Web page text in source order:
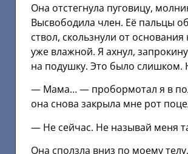
Она отстегнула пуговицу,
Высвободила член. Её пальцы
ствол, скользнули от основания
уже влажной. Я ахнул,
на подушку. Это было слишком.
— Мама… — пробормотал я в
она снова закрыла мне рот
— Не сейчас. Не называй меня
Она сползла вниз по моему